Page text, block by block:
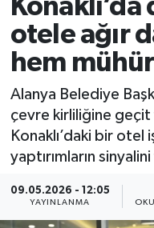
otele ağır
hem mühür
Alanya Belediye
çevre kirliliğine
Konaklı’daki bir
yaptırımların
09.05.2026 - 12:05
YAYINLANMA
Spor
Ekonomi
Gazipaşa
Tüm Manşetler
Son Dakika
Haber Arşivi